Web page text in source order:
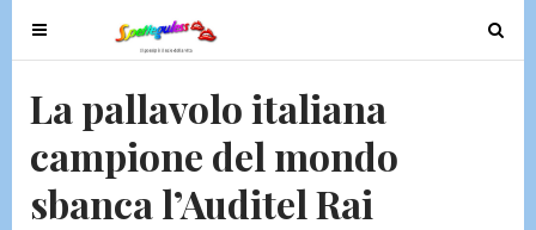
T
o
e
n
T
o
La pallavolo italiana
campione del mondo
sbanca l’Auditel Rai